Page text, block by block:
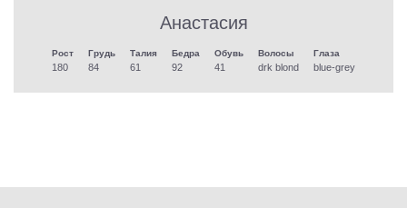
Анастасия
Рост
180
Грудь
84
Талия
61
Бедра
92
Обувь
41
Волосы
drk blond
Глаза
blue-grey